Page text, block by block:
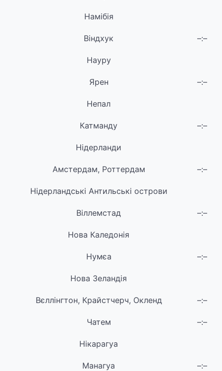
Намібія
Віндхук –:–
Науру
Ярен –:–
Непал
Катманду –:–
Нідерланди
Амстердам, Роттердам –:–
Нідерландські Антильські острови
Віллемстад –:–
Нова Каледонія
Нумєа –:–
Нова Зеландія
Вєллінгтон, Крайстчерч, Окленд –:–
Чатем –:–
Нікарагуа
Манагуа –:–